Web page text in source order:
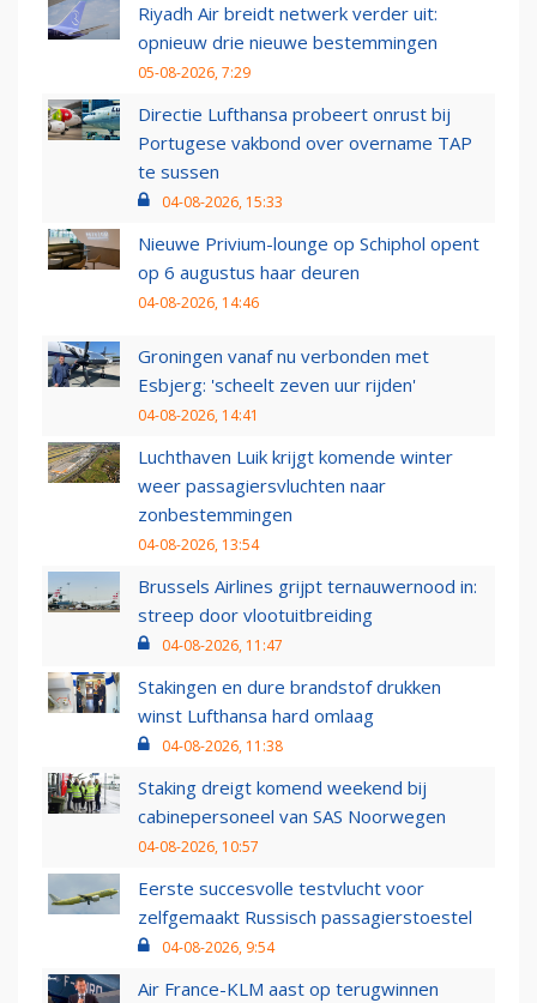
Riyadh Air breidt netwerk verder uit:
opnieuw drie nieuwe bestemmingen
05-08-2026, 7:29
Directie Lufthansa probeert onrust bij
Portugese vakbond over overname TAP
te sussen
04-08-2026, 15:33
Nieuwe Privium-lounge op Schiphol opent
op 6 augustus haar deuren
04-08-2026, 14:46
Groningen vanaf nu verbonden met
Esbjerg: 'scheelt zeven uur rijden'
04-08-2026, 14:41
Luchthaven Luik krijgt komende winter
weer passagiersvluchten naar
zonbestemmingen
04-08-2026, 13:54
Brussels Airlines grijpt ternauwernood in:
streep door vlootuitbreiding
04-08-2026, 11:47
Stakingen en dure brandstof drukken
winst Lufthansa hard omlaag
04-08-2026, 11:38
Staking dreigt komend weekend bij
cabinepersoneel van SAS Noorwegen
04-08-2026, 10:57
Eerste succesvolle testvlucht voor
zelfgemaakt Russisch passagierstoestel
04-08-2026, 9:54
Air France-KLM aast op terugwinnen